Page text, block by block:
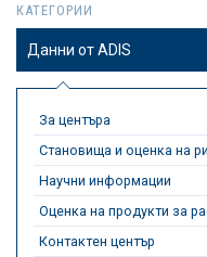
КАТЕГОРИИ
Данни от ADIS
За центъра
Становища и оценка на
Научни информации
Оценка на продукти за
Контактен център